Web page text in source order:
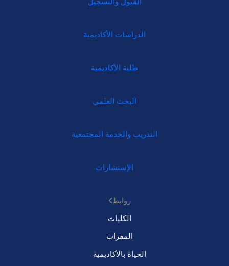
الدراسات الأكاديمية
طلبة الأكاديمية
البحث العلمي
التدريب والخدمة المجتمعية
الإستشارات
روابط
الكليات
المقرات
الحياة بالأكاديمية